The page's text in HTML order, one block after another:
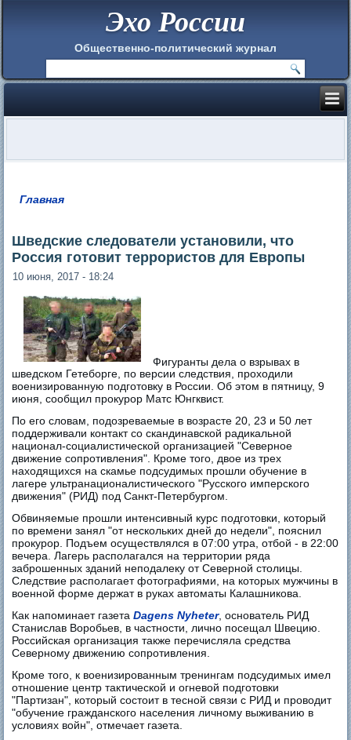
Эхо России
Общественно-политический журнал
Главная
Шведские следователи установили, что
Россия готовит террористов для Европы
10 июня, 2017 - 18:24
Фигуранты дела о взрывах в
шведском Гетеборге, по версии следствия, проходили
военизированную подготовку в России. Об этом в пятницу, 9
июня, сообщил прокурор Матс Юнгквист.
По его словам, подозреваемые в возрасте 20, 23 и 50 лет
поддерживали контакт со скандинавской радикальной
национал-социалистической организацией "Северное
движение сопротивления". Кроме того, двое из трех
находящихся на скамье подсудимых прошли обучение в
лагере ультранационалистического "Русского имперского
движения" (РИД) под Санкт-Петербургом.
Обвиняемые прошли интенсивный курс подготовки, который
по времени занял "от нескольких дней до недели", пояснил
прокурор. Подъем осуществлялся в 07:00 утра, отбой - в 22:00
вечера. Лагерь располагался на территории ряда
заброшенных зданий неподалеку от Северной столицы.
Следствие располагает фотографиями, на которых мужчины в
военной форме держат в руках автоматы Калашникова.
Как напоминает газетаDagens Nyheter, основатель РИД
Станислав Воробьев, в частности, лично посещал Швецию.
Российская организация также перечисляла средства
Северному движению сопротивления.
Кроме того, к военизированным тренингам подсудимых имел
отношение центр тактической и огневой подготовки
"Партизан", который состоит в тесной связи с РИД и проводит
"обучение гражданского населения личному выживанию в
условиях войн", отмечает газета.